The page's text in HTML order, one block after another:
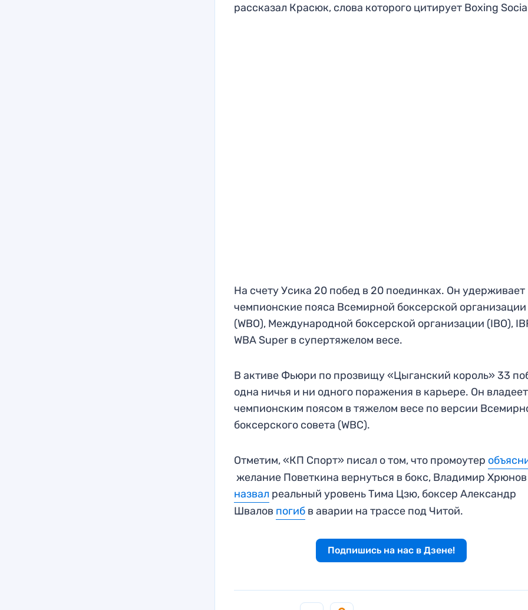
рассказал Красюк, слова которого цитирует Boxing
На счету Усика 20 побед в 20 поединках. Он удерживает
чемпионские пояса Всемирной боксерской организации
(WBO), Международной боксерской организации (IBO),
WBA Super в супертяжелом весе.
В активе Фьюри по прозвищу «Цыганский король» 33
одна ничья и ни одного поражения в карьере. Он владеет
чемпионским поясом в тяжелом весе по версии
боксерского совета (WBC).
Отметим, «КП Спорт» писал о том, что промоутер
желание Поветкина вернуться в бокс, Владимир Хрюнов
назвал реальный уровень Тима Цзю, боксер Александр
Швалов погиб в аварии на трассе под Читой.
Подпишись на нас в Дзене!